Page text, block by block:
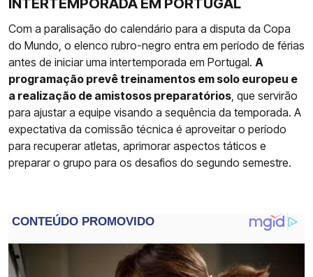
INTERTEMPORADA EM PORTUGAL
Com a paralisação do calendário para a disputa da Copa
do Mundo, o elenco rubro-negro entra em período de férias
antes de iniciar uma intertemporada em Portugal. A
programação prevê treinamentos em solo europeu e
a realização de amistosos preparatórios , que servirão
para ajustar a equipe visando a sequência da temporada. A
expectativa da comissão técnica é aproveitar o período
para recuperar atletas, aprimorar aspectos táticos e
preparar o grupo para os desafios do segundo semestre.